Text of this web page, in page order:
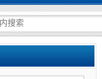
领导信息
组织机构
联系我们